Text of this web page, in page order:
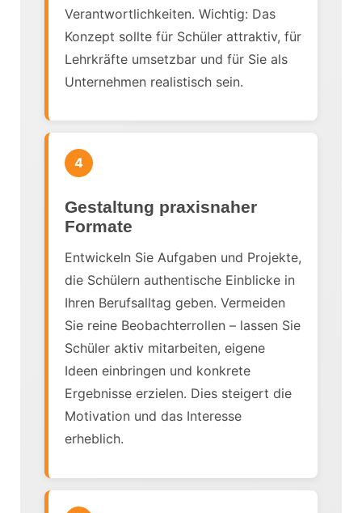
Verantwortlichkeiten. Wichtig: Das
Konzept sollte für Schüler attraktiv, für
Lehrkräfte umsetzbar und für Sie als
Unternehmen realistisch sein.
4
Gestaltung praxisnaher
Formate
Entwickeln Sie Aufgaben und Projekte,
die Schülern authentische Einblicke in
Ihren Berufsalltag geben. Vermeiden
Sie reine Beobachterrollen – lassen Sie
Schüler aktiv mitarbeiten, eigene
Ideen einbringen und konkrete
Ergebnisse erzielen. Dies steigert die
Motivation und das Interesse
erheblich.